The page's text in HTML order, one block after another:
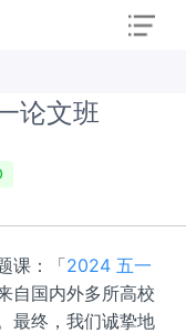
论文班
课：「2024 五一
自国内外多所高校
最终，我们诚挚地